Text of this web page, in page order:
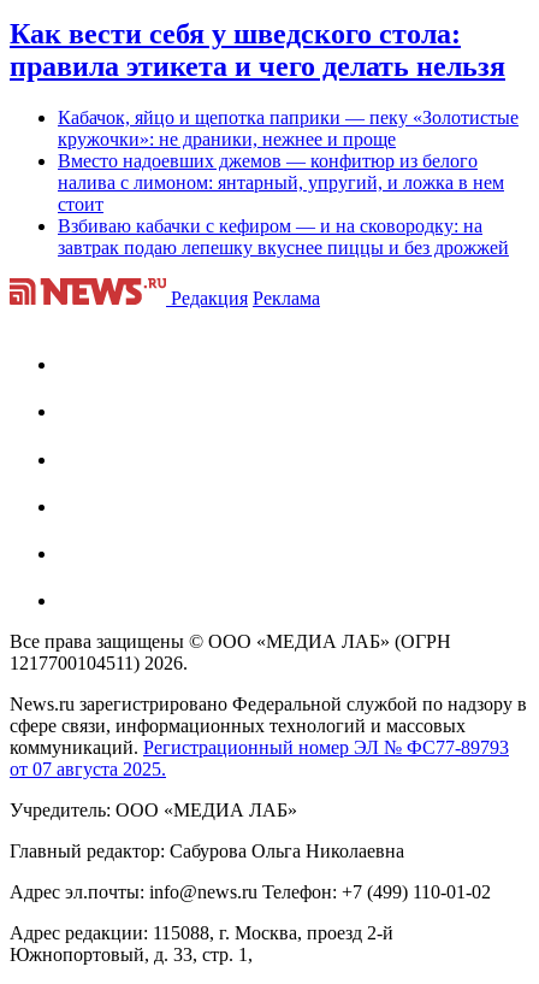
Как вести себя у шведского стола:
правила этикета и чего делать нельзя
Кабачок, яйцо и щепотка паприки — пеку «Золотистые
кружочки»: не драники, нежнее и проще
Вместо надоевших джемов — конфитюр из белого
налива с лимоном: янтарный, упругий, и ложка в нем
стоит
Взбиваю кабачки с кефиром — и на сковородку: на
завтрак подаю лепешку вкуснее пиццы и без дрожжей
Редакция Реклама
Все права защищены © ООО «МЕДИА ЛАБ» (ОГРН
1217700104511) 2026.
News.ru зарегистрировано Федеральной службой по надзору в
сфере связи, информационных технологий и массовых
коммуникаций. Регистрационный номер ЭЛ № ФС77-89793
от 07 августа 2025.
Учредитель: ООО «МЕДИА ЛАБ»
Главный редактор: Сабурова Ольга Николаевна
Адрес эл.почты: info@news.ru Телефон: +7 (499) 110-01-02
Адрес редакции: 115088, г. Москва, проезд 2-й
Южнопортовый, д. 33, стр. 1,